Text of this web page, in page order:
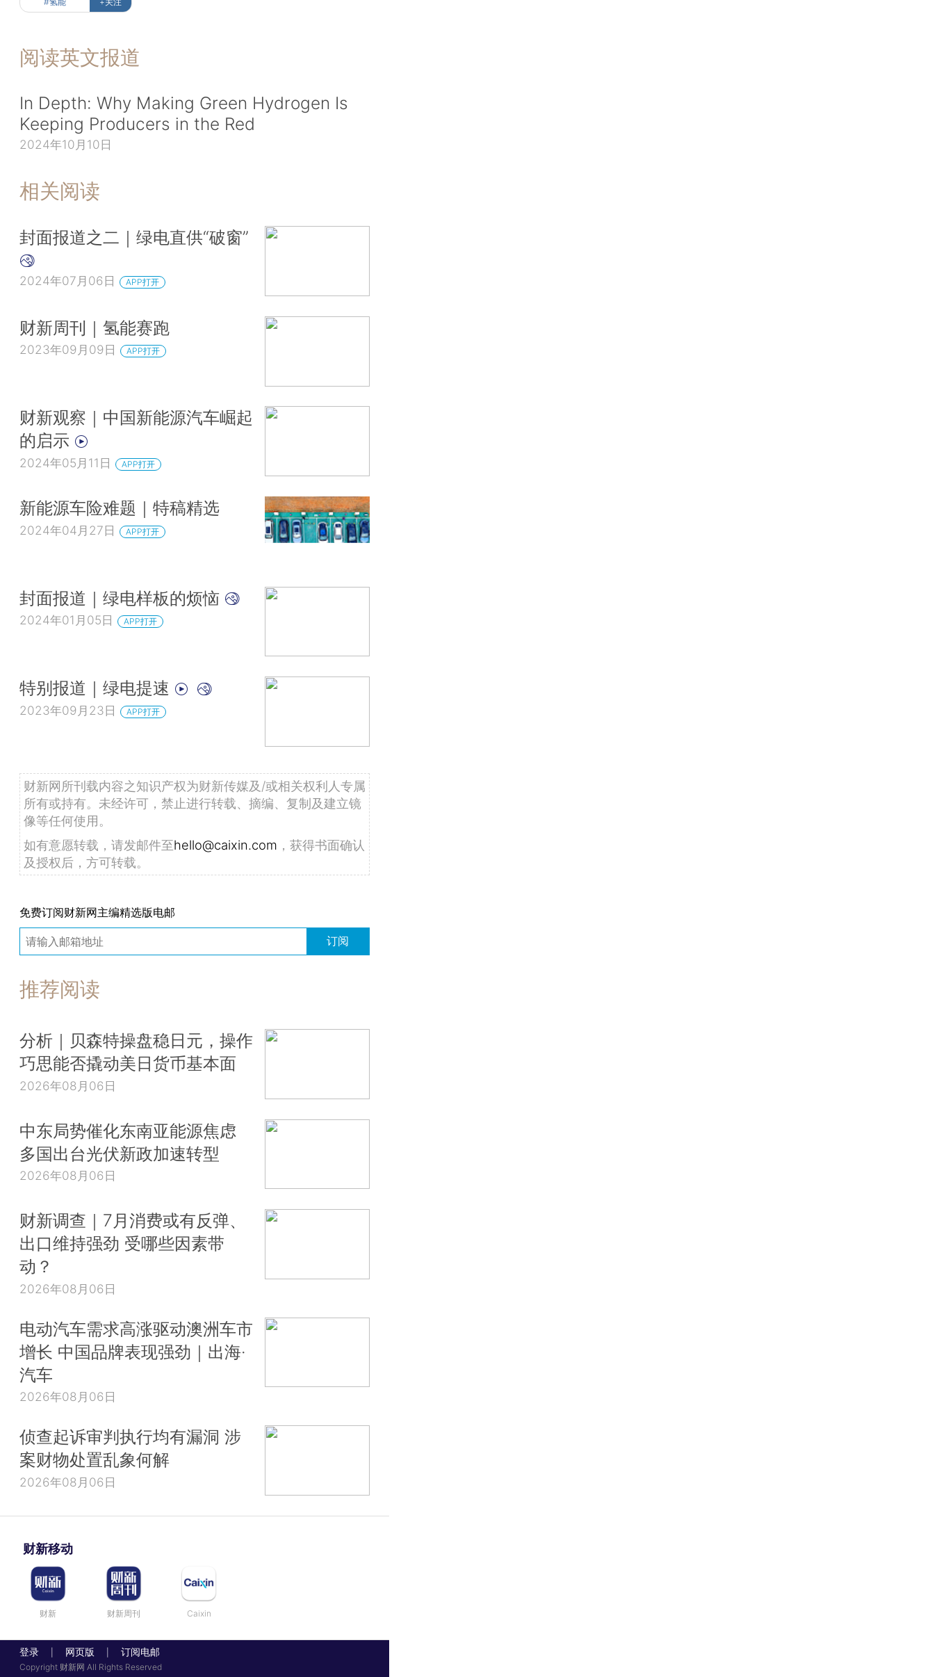
阅读英文报道
In Depth: Why Making Green Hydrogen Is
Keeping Producers in the Red
2024年10月10日
相关阅读
封面报道之二｜绿电直供“破窗”
2024年07月06日 APP打开
财新周刊｜氢能赛跑
2023年09月09日 APP打开
财新观察｜中国新能源汽车崛起
的启示
2024年05月11日 APP打开
新能源车险难题｜特稿精选
2024年04月27日 APP打开
封面报道｜绿电样板的烦恼
2024年01月05日 APP打开
特别报道｜绿电提速
2023年09月23日 APP打开
财新网所刊载内容之知识产权为财新传媒及/或相关权利人专属
所有或持有。未经许可，禁止进行转载、摘编、复制及建立镜
像等任何使用。
如有意愿转载，请发邮件至hello@caixin.com ，获得书面确认
及授权后，方可转载。
免费订阅财新网主编精选版电邮
订阅
推荐阅读
分析｜贝森特操盘稳日元，操作
巧思能否撬动美日货币基本面
2026年08月06日
中东局势催化东南亚能源焦虑
多国出台光伏新政加速转型
2026年08月06日
财新调查｜7月消费或有反弹、
出口维持强劲 受哪些因素带
动？
2026年08月06日
电动汽车需求高涨驱动澳洲车市
增长 中国品牌表现强劲｜出海·
汽车
2026年08月06日
侦查起诉审判执行均有漏洞 涉
案财物处置乱象何解
2026年08月06日
财新移动
财新 财新周刊 Caixin
登录 网页版 订阅电邮
Copyright 财新网 All Rights Reserved